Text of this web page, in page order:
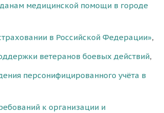
медицинской помощи в городе
в Российской Федерации»,
ветеранов боевых действий,
персонифицированного учёта в
к организации и